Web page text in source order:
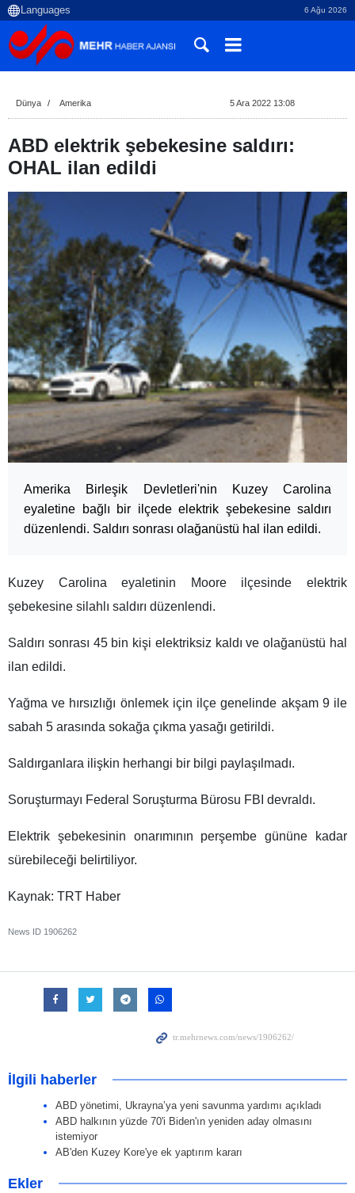
6 Ağu 2026
Dünya Amerika 5 Ara 2022 13:08
ABD elektrik şebekesine saldırı:
OHAL ilan edildi
Amerika Birleşik Devletleri'nin Kuzey Carolina
eyaletine bağlı bir ilçede elektrik şebekesine saldırı
düzenlendi. Saldırı sonrası olağanüstü hal ilan edildi.
Kuzey Carolina eyaletinin Moore ilçesinde elektrik
şebekesine silahlı saldırı düzenlendi.
Saldırı sonrası 45 bin kişi elektriksiz kaldı ve olağanüstü hal
ilan edildi.
Yağma ve hırsızlığı önlemek için ilçe genelinde akşam 9 ile
sabah 5 arasında sokağa çıkma yasağı getirildi.
Saldırganlara ilişkin herhangi bir bilgi paylaşılmadı.
Soruşturmayı Federal Soruşturma Bürosu FBI devraldı.
Elektrik şebekesinin onarımının perşembe gününe kadar
sürebileceği belirtiliyor.
Kaynak: TRT Haber
News ID 1906262
İlgili haberler
ABD yönetimi, Ukrayna’ya yeni savunma yardımı açıkladı
ABD halkının yüzde 70'i Biden'ın yeniden aday olmasını
istemiyor
AB'den Kuzey Kore'ye ek yaptırım kararı
Ekler